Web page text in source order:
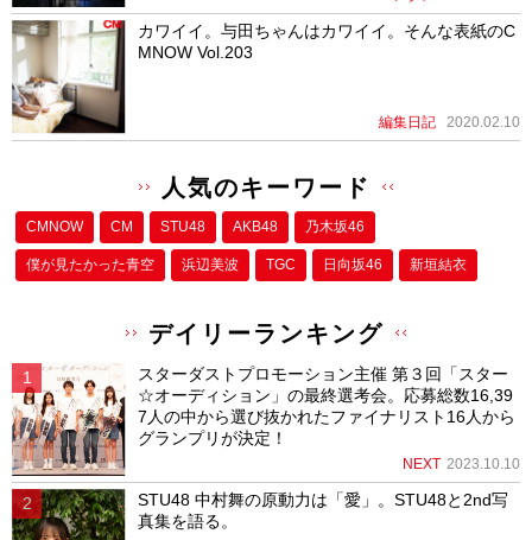
カワイイ。与田ちゃんはカワイイ。そんな表紙のC
MNOW Vol.203
編集日記 2020.02.10
人気のキーワード
CMNOW CM STU48 AKB48 乃木坂46
僕が⾒たかった⻘空 浜辺美波 TGC 日向坂46 新垣結衣
デイリーランキング
スターダストプロモーション主催 第３回「スター
☆オーディション」の最終選考会。応募総数16,39
7人の中から選び抜かれたファイナリスト16人から
グランプリが決定！
NEXT 2023.10.10
STU48 中村舞の原動力は「愛」。STU48と2nd写
真集を語る。